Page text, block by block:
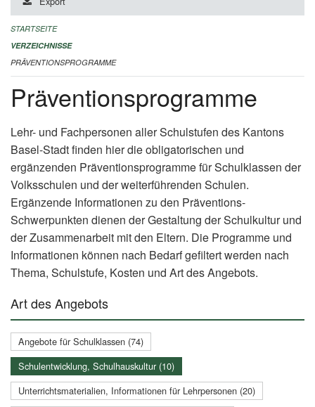
IMPRESSUM
STARTSEITE
VERZEICHNISSE
PRÄVENTIONSPROGRAMME
Präventionsprogramme
Lehr- und Fachpersonen aller Schulstufen des Kantons
Basel-Stadt finden hier die obligatorischen und
ergänzenden Präventionsprogramme für Schulklassen der
Volksschulen und der weiterführenden Schulen.
Ergänzende Informationen zu den Präventions-
Schwerpunkten dienen der Gestaltung der Schulkultur und
der Zusammenarbeit mit den Eltern. Die Programme und
Informationen können nach Bedarf gefiltert werden nach
Thema, Schulstufe, Kosten und Art des Angebots.
Art des Angebots
Angebote für Schulklassen (74)
Schulentwicklung, Schulhauskultur (10)
Unterrichtsmaterialien, Informationen für Lehrpersonen (20)